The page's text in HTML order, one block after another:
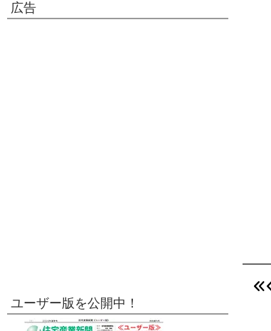
広告
ユーザー版を公開中！